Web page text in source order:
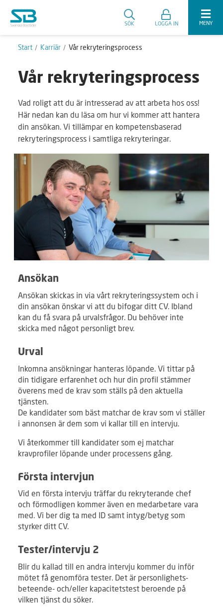
SÖK LOGGA IN MENY
Start Karriär Vår rekryteringsprocess
Vår rekryteringsprocess
Vad roligt att du är intresserad av att arbeta hos oss!
Här nedan kan du läsa om hur vi kommer att hantera
din ansökan. Vi tillämpar en kompetensbaserad
rekryteringsprocess i samtliga rekryteringar.
Ansökan
Ansökan skickas in via vårt rekryteringssystem och i
din ansökan önskar vi att du bifogar ditt CV. Ibland
kan du få svara på urvalsfrågor. Du behöver inte
skicka med något personligt brev.
Urval
Inkomna ansökningar hanteras löpande. Vi tittar på
din tidigare erfarenhet och hur din profil stämmer
överens med de krav som ställs på den aktuella
tjänsten.
De kandidater som bäst matchar de krav som vi ställer
i annonsen är dem som vi kallar till en intervju.
Vi återkommer till kandidater som ej matchar
kravprofiler löpande under processens gång.
Första intervjun
Vid en första intervju träffar du rekryterande chef
och förmodligen kommer även en medarbetare vara
med. Vi ber dig ta med ID samt intyg/betyg som
styrker ditt CV.
Tester/intervju 2
Blir du kallad till en andra intervju kommer du inför
mötet få genomföra tester. Det är personlighets-
beteende- och/eller kapacitetstest beroende på
vilken tjänst du söker.